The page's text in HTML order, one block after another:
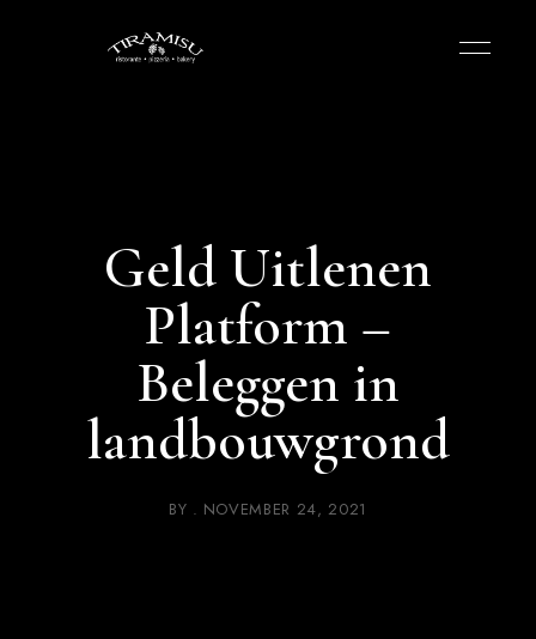
Geld Uitlenen
Platform –
Beleggen in
landbouwgrond
BY NOVEMBER 24, 2021